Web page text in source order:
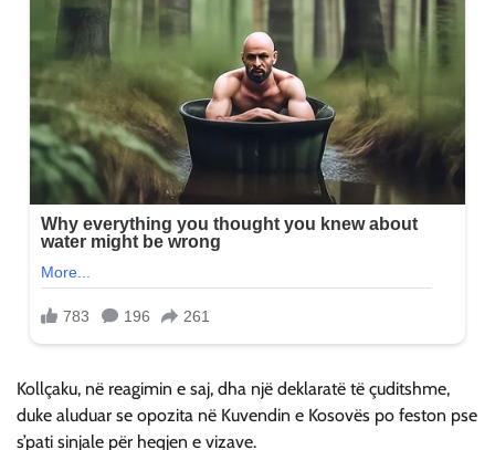
Kollçaku, në reagimin e saj, dha një deklaratë të çuditshme,
duke aluduar se opozita në Kuvendin e Kosovës po feston pse
s’pati sinjale për heqjen e vizave.